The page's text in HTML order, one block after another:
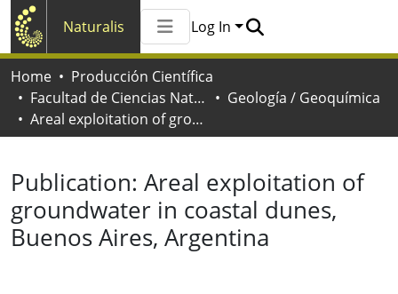
Naturalis
All of Naturalis
Log In
Home
Producción Científica
Facultad de Ciencias Naturales y Museo
Geología / Geoquímica
Areal exploitation of groundwater in coastal dunes, Buenos Aires, Argentina
Publication: Areal exploitation of
groundwater in coastal dunes,
Buenos Aires, Argentina